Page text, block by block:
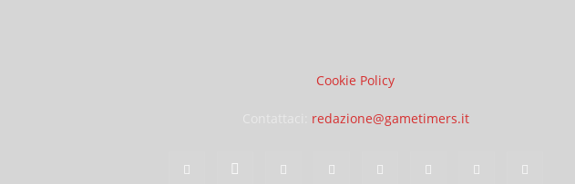
Cookie Policy
redazione@gametimers.it